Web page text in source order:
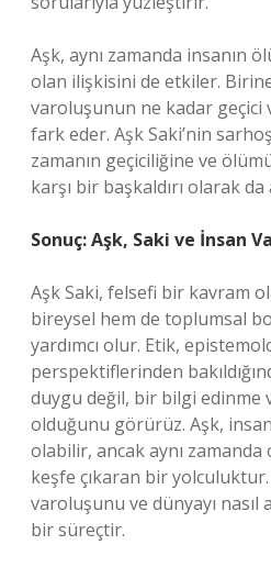
Aşk, aynı zamanda insanın
olan ilişkisini de etkiler.
varoluşunun ne kadar geçici
fark eder. Aşk Saki’nin
zamanın geçiciliğine ve
karşı bir başkaldırı olarak da
Sonuç: Aşk, Saki ve İnsan
Aşk Saki, felsefi bir kavram
bireysel hem de toplumsal
yardımcı olur. Etik,
perspektiflerinden
duygu değil, bir bilgi edinme
olduğunu görürüz. Aşk,
olabilir, ancak aynı
keşfe çıkaran bir
varoluşunu ve dünyayı nasıl
bir süreçtir.